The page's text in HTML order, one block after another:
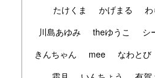
たけくま
かげまる
川島あゆみ
theゆうこ
シ
きんちゃん
mee なわとび